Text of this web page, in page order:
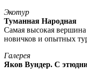
Экотур
Туманная Народная
Самая высокая
новичков и опытных
Галерея
Яков Вундер. С